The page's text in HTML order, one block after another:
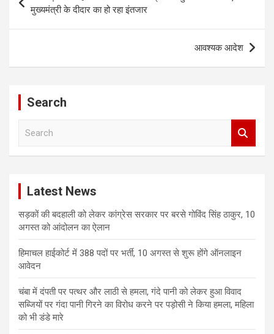
navigation
मुख्यमंत्री के दीदार का हो रहा इंतजार
आवश्यक आदेश
Search
Latest News
सड़कों की बदहाली को लेकर कांग्रेस सरकार पर बरसे गोविंद सिंह ठाकुर, 10
अगस्त को आंदोलन का ऐलान
हिमाचल हाईकोर्ट में 388 पदों पर भर्ती, 10 अगस्त से शुरू होंगे ऑनलाइन
आवेदन
चंबा में दंपती पर पत्थर और लाठी से हमला, गंदे पानी को लेकर हुआ विवाद
सब्जियों पर गंदा पानी गिरने का विरोध करने पर पड़ोसी ने किया हमला, महिला
को भी डंडे मारे